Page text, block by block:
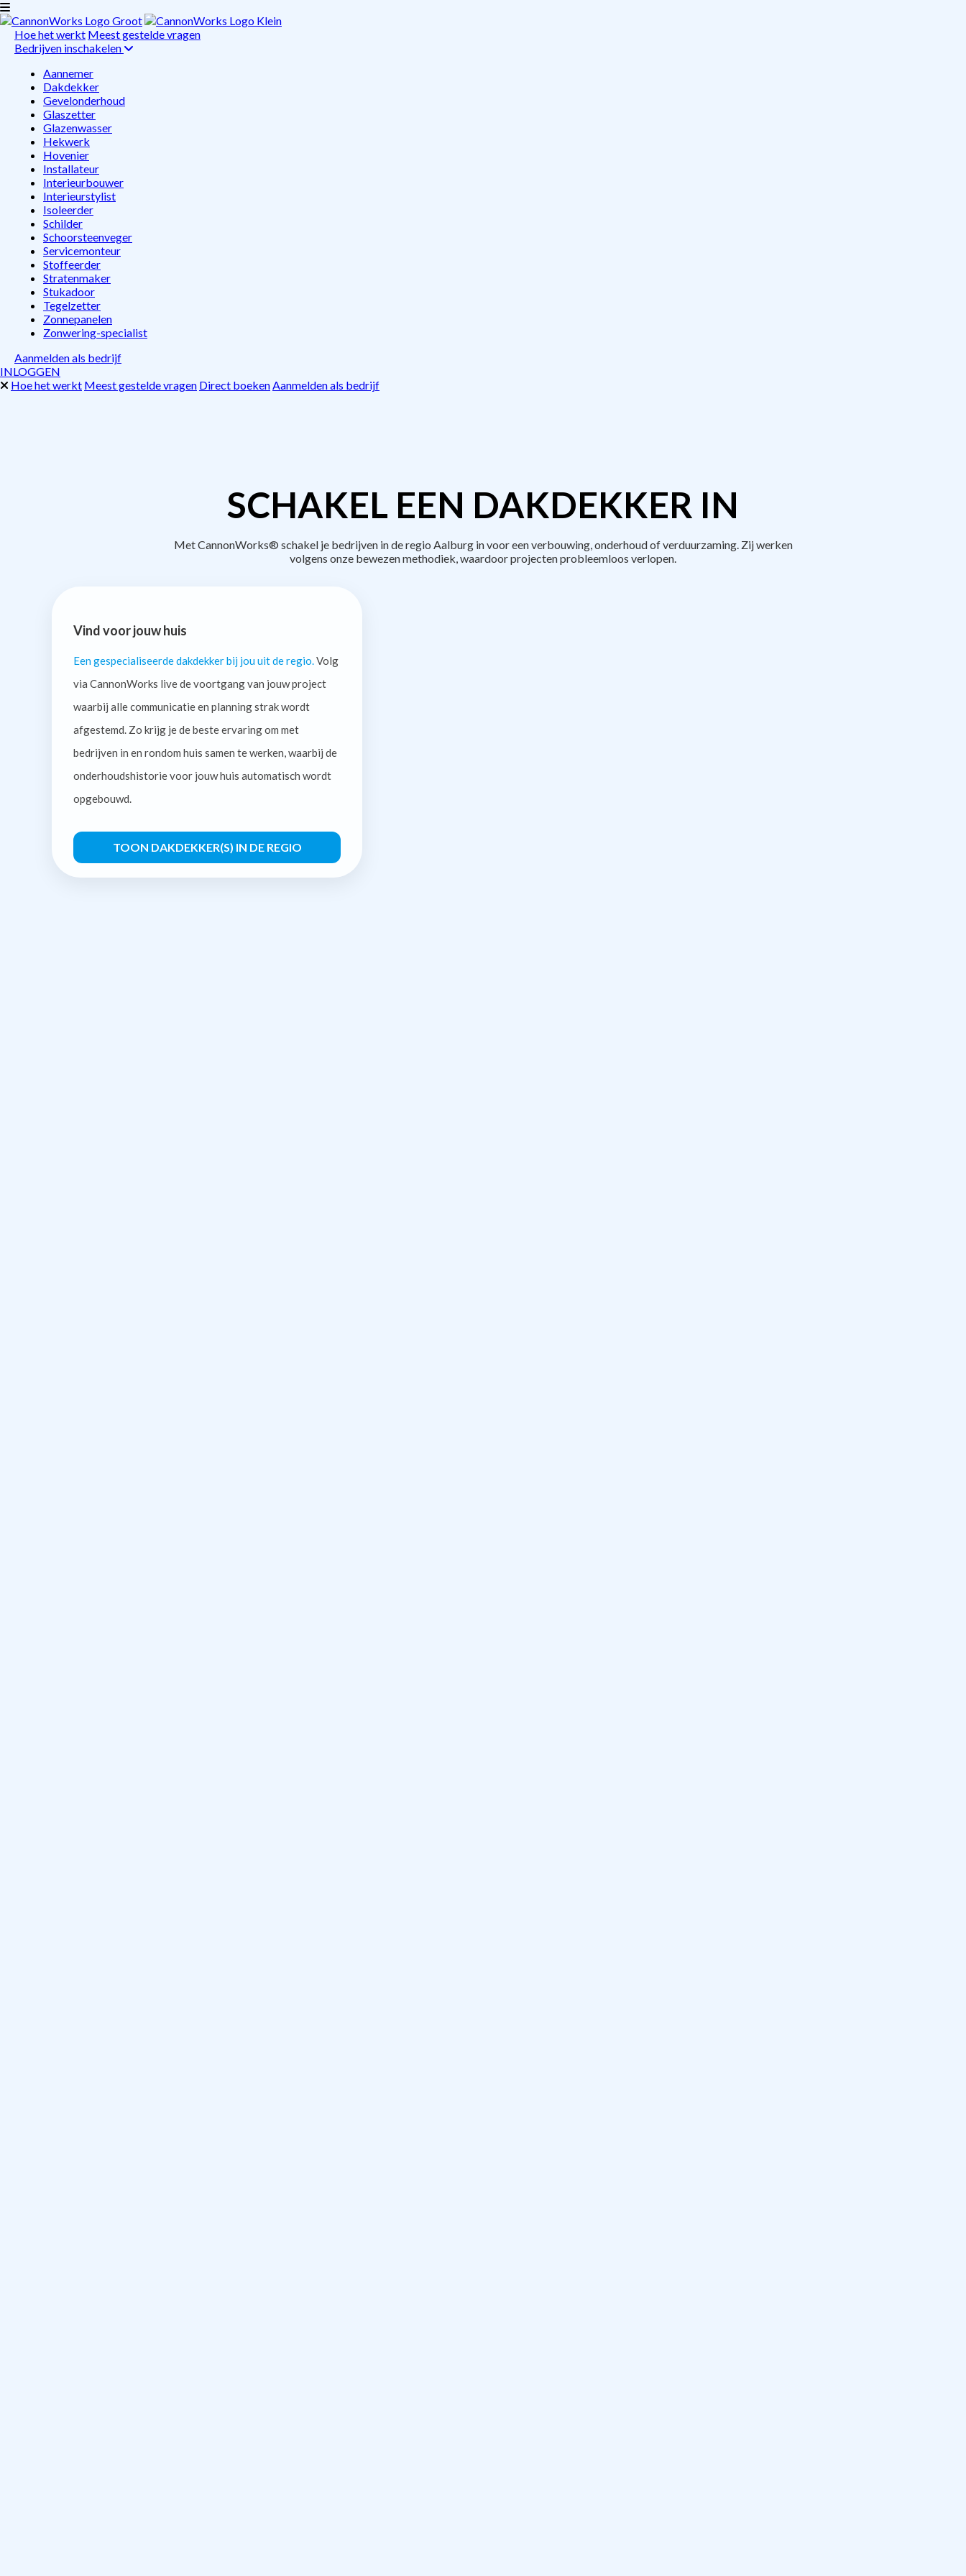
Hoe het werkt Meest gestelde vragen
Bedrijven inschakelen
Aannemer
Dakdekker
Gevelonderhoud
Glaszetter
Glazenwasser
Hekwerk
Hovenier
Installateur
Interieurbouwer
Interieurstylist
Isoleerder
Schilder
Schoorsteenveger
Servicemonteur
Stoffeerder
Stratenmaker
Stukadoor
Tegelzetter
Zonnepanelen
Zonwering-specialist
Aanmelden als bedrijf
INLOGGEN
Hoe het werkt Meest gestelde vragen Direct boekenAanmelden als bedrijf
SCHAKEL EEN DAKDEKKER IN
Met CannonWorks® schakel je bedrijven in de regio Aalburg in voor een verbouwing, onderhoud of verduurzaming. Zij werken
volgens onze bewezen methodiek, waardoor projecten probleemloos verlopen.
Vind voor jouw huis
Een gespecialiseerde dakdekker bij jou uit de regio. Volg
via CannonWorks live de voortgang van jouw project
waarbij alle communicatie en planning strak wordt
afgestemd. Zo krijg je de beste ervaring om met
bedrijven in en rondom huis samen te werken, waarbij de
onderhoudshistorie voor jouw huis automatisch wordt
opgebouwd.
TOON DAKDEKKER(S) IN DE REGIO